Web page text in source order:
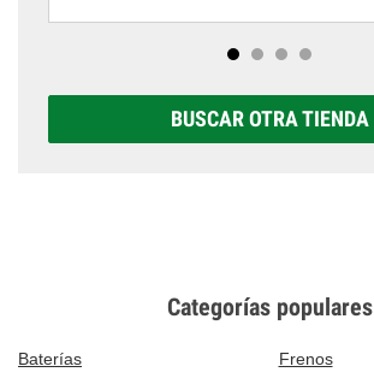
BUSCAR OTRA TIENDA
Categorías populares
Baterías
Frenos